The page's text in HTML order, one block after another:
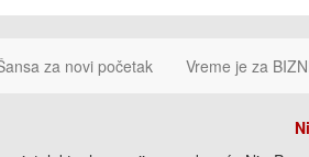
za novi početak Vreme je za